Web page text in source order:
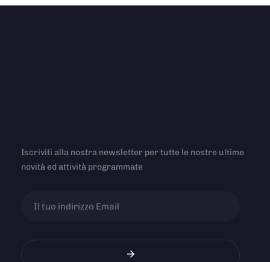
Iscriviti alla nostra newsletter per tutte le nostre ultime
novità ed attività programmate